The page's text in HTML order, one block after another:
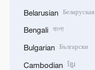
Belarusian Беларуская
Bengali বাংলা
Bulgarian Български
Cambodian ខ្មែរ